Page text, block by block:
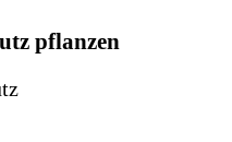
pflanzen